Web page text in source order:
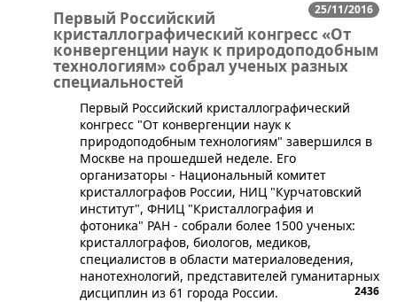
25/11/2016
Первый Российский
кристаллографический конгресс «От
конвергенции наук к природоподобным
технологиям» собрал ученых разных
специальностей
​Первый Российский кристаллографический
конгресс "От конвергенции наук к
природоподобным технологиям" завершился в
Москве на прошедшей неделе. Его
организаторы - Национальный комитет
кристаллографов России, НИЦ "Курчатовский
институт", ФНИЦ "Кристаллография и
фотоника" РАН - собрали более 1500 ученых:
кристаллографов, биологов, медиков,
специалистов в области материаловедения,
нанотехнологий, представителей гуманитарных
дисциплин из 61 города России.
2436